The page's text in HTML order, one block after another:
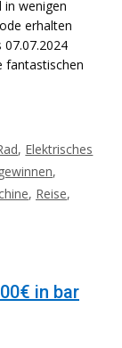
in wenigen
erhalten
fantastischen
, Elektrisches
,
, Reise,
in bar